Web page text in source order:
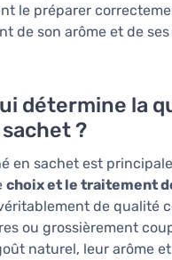
le préparer
de son arôme et de
détermine la
?
en sachet est
choix et le traitement
de qualité
ou grossièrement
naturel, leur arôme